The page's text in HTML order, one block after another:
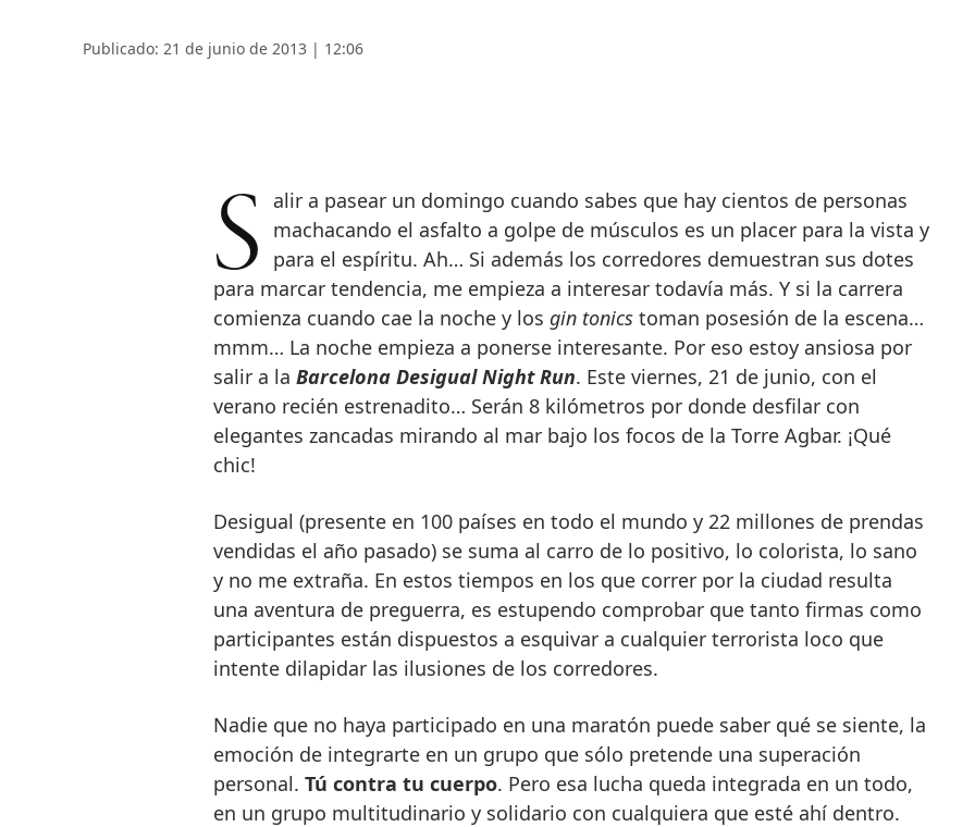
Publicado: 21 de junio de 2013 | 12:06
Salir a pasear un domingo cuando sabes que hay cientos de personas
machacando el asfalto a golpe de músculos es un placer para la vista y
para el espíritu. Ah… Si además los corredores demuestran sus dotes
para marcar tendencia, me empieza a interesar todavía más. Y si la carrera
comienza cuando cae la noche y los gin tonicstoman posesión de la escena…
mmm… La noche empieza a ponerse interesante. Por eso estoy ansiosa por
salir a la Barcelona Desigual NightRun. Este viernes, 21 de junio, con el
verano recién estrenadito… Serán 8 kilómetros por donde desfilar con
elegantes zancadas mirando al mar bajo los focos de la Torre Agbar. ¡Qué
chic!
Desigual (presente en 100 países en todo el mundo y 22 millones de prendas
vendidas el año pasado) se suma al carro de lo positivo, lo colorista, lo sano
y no me extraña. En estos tiempos en los que correr por la ciudad resulta
una aventura de preguerra, es estupendo comprobar que tanto firmas como
participantes están dispuestos a esquivar a cualquier terrorista loco que
intente dilapidar las ilusiones de los corredores.
Nadie que no haya participado en una maratón puede saber qué se siente, la
emoción de integrarte en un grupo que sólo pretende una superación
personal. Tú contra tu cuerpo. Pero esa lucha queda integrada en un todo,
en un grupo multitudinario y solidario con cualquiera que esté ahí dentro.